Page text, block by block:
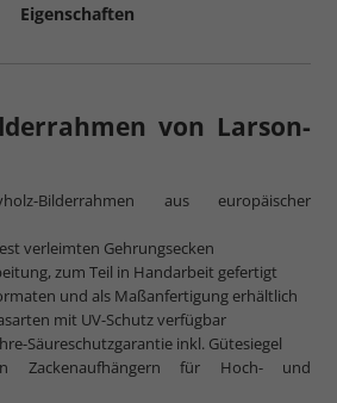
Eigenschaften
von Larson-
Bilderrahmen aus europäischer
verleimten Gehrungsecken
zum Teil in Handarbeit gefertigt
und als Maßanfertigung erhältlich
mit UV-Schutz verfügbar
Säureschutzgarantie inkl. Gütesiegel
Zackenaufhängern für Hoch- und